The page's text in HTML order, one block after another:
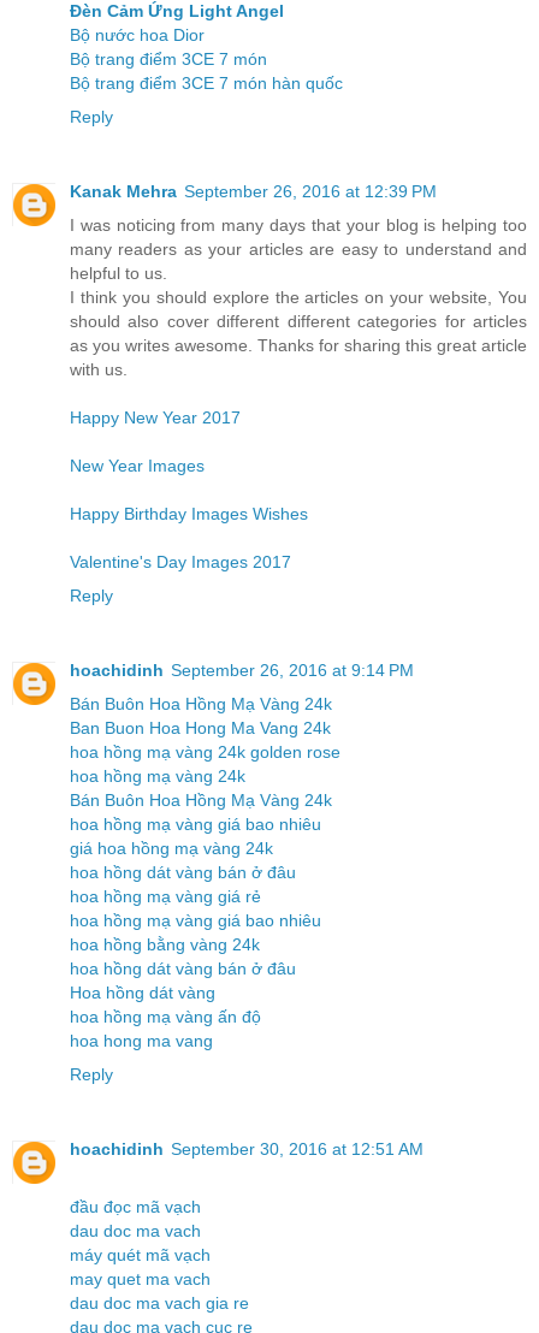
Đèn Cảm Ứng Light Angel
Bộ nước hoa Dior
Bộ trang điểm 3CE 7 món
Bộ trang điểm 3CE 7 món hàn quốc
Reply
Kanak Mehra September 26, 2016 at 12:39 PM
I was noticing from many days that your blog is helping too
many readers as your articles are easy to understand and
helpful to us.
I think you should explore the articles on your website, You
should also cover different different categories for articles
as you writes awesome. Thanks for sharing this great article
with us.
Happy New Year 2017
New Year Images
Happy Birthday Images Wishes
Valentine's Day Images 2017
Reply
hoachidinh September 26, 2016 at 9:14 PM
Bán Buôn Hoa Hồng Mạ Vàng 24k
Ban Buon Hoa Hong Ma Vang 24k
hoa hồng mạ vàng 24k golden rose
hoa hồng mạ vàng 24k
Bán Buôn Hoa Hồng Mạ Vàng 24k
hoa hồng mạ vàng giá bao nhiêu
giá hoa hồng mạ vàng 24k
hoa hồng dát vàng bán ở đâu
hoa hồng mạ vàng giá rẻ
hoa hồng mạ vàng giá bao nhiêu
hoa hồng bằng vàng 24k
hoa hồng dát vàng bán ở đâu
Hoa hồng dát vàng
hoa hồng mạ vàng ấn độ
hoa hong ma vang
Reply
hoachidinh September 30, 2016 at 12:51 AM
đầu đọc mã vạch
dau doc ma vach
máy quét mã vạch
may quet ma vach
dau doc ma vach gia re
dau doc ma vach cuc re